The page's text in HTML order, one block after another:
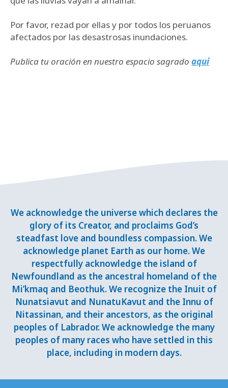
Por favor, rezad por ellas y por todos los peruanos
afectados por las desastrosas inundaciones.
Publica tu oración en nuestro espacio sagrado aquí
We acknowledge the universe which declares the
glory of its Creator, and proclaims God’s
steadfast love and boundless compassion. We
acknowledge planet Earth as our home. We
respectfully acknowledge the island of
Newfoundland as the ancestral homeland of the
Mi’kmaq and Beothuk. We recognize the Inuit of
Nunatsiavut and NunatuKavut and the Innu of
Nitassinan, and their ancestors, as the original
peoples of Labrador. We acknowledge the many
peoples of many races who have settled in this
place, including in modern days.